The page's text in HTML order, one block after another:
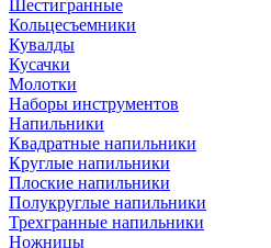
Шестигранные
Кольцесъемники
Кувалды
Кусачки
Молотки
Наборы инструментов
Напильники
Квадратные напильники
Круглые напильники
Плоские напильники
Полукруглые напильники
Трехгранные напильники
Ножницы